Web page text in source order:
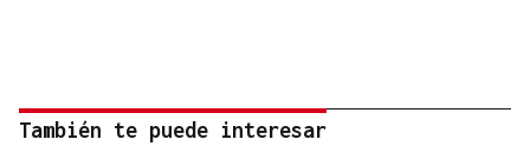
También te puede interesar